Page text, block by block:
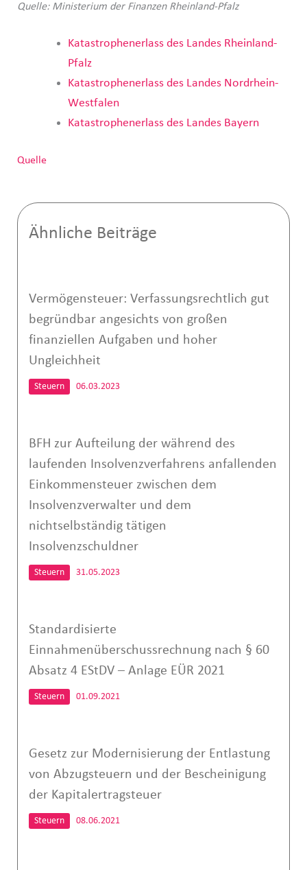
Quelle: Ministerium der Finanzen Rheinland-Pfalz
Katastrophenerlass des Landes Rheinland-
Pfalz
Katastrophenerlass des Landes Nordrhein-
Westfalen
Katastrophenerlass des Landes Bayern
Quelle
Ähnliche Beiträge
Vermögensteuer: Verfassungsrechtlich gut
begründbar angesichts von großen
finanziellen Aufgaben und hoher
Ungleichheit
Steuern 06.03.2023
BFH zur Aufteilung der während des
laufenden Insolvenzverfahrens anfallenden
Einkommensteuer zwischen dem
Insolvenzverwalter und dem
nichtselbständig tätigen
Insolvenzschuldner
Steuern 31.05.2023
Standardisierte
Einnahmenüberschussrechnung nach § 60
Ab­satz 4 EStDV – Anlage EÜR 2021
Steuern 01.09.2021
Gesetz zur Modernisierung der Entlastung
von Abzugsteuern und der Bescheinigung
der Kapitalertragsteuer
Steuern 08.06.2021